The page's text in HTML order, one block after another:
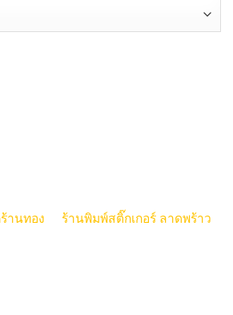
านทอง ร้านพิมพ์สติ๊กเกอร์ ลาดพร้าว